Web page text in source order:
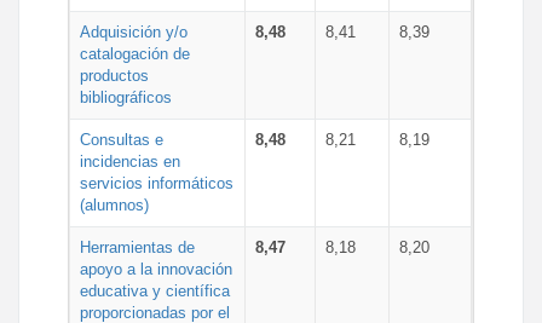
Adquisición y/o
catalogación de
productos
bibliográficos
8,48 8,41 8,39
Consultas e
incidencias en
servicios informáticos
(alumnos)
8,48 8,21 8,19
Herramientas de
apoyo a la innovación
educativa y científica
proporcionadas por el
8,47 8,18 8,20